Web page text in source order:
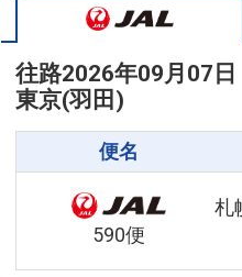
往路2026年09月07日
東京(羽田)
便名
590便
札